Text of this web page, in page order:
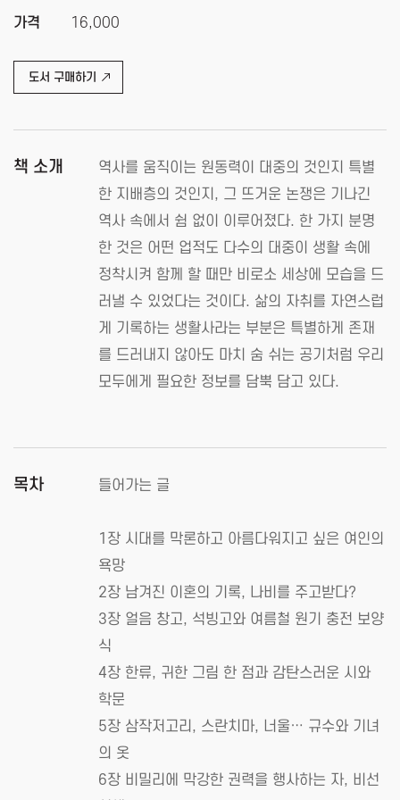
가격
16,000
도서 구매하기
책 소개
역사를 움직이는 원동력이 대중의 것인지 특별
한 지배층의 것인지, 그 뜨거운 논쟁은 기나긴
역사 속에서 쉼 없이 이루어졌다. 한 가지 분명
한 것은 어떤 업적도 다수의 대중이 생활 속에
정착시켜 함께 할 때만 비로소 세상에 모습을 드
러낼 수 있었다는 것이다. 삶의 자취를 자연스럽
게 기록하는 생활사라는 부분은 특별하게 존재
를 드러내지 않아도 마치 숨 쉬는 공기처럼 우리
모두에게 필요한 정보를 담뿍 담고 있다.
목차 들어가는 글
1장 시대를 막론하고 아름다워지고 싶은 여인의
욕망
2장 남겨진 이혼의 기록, 나비를 주고받다?
3장 얼음 창고, 석빙고와 여름철 원기 충전 보양
식
4장 한류, 귀한 그림 한 점과 감탄스러운 시와
학문
5장 삼작저고리, 스란치마, 너울… 규수와 기녀
의 옷
6장 비밀리에 막강한 권력을 행사하는 자, 비선